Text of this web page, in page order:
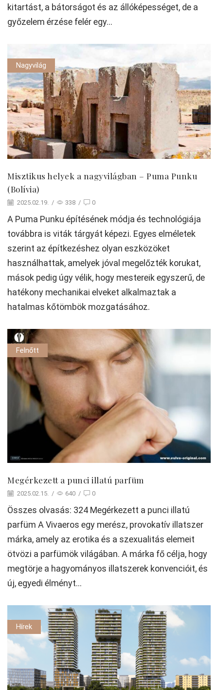
kitartást, a bátorságot és az állóképességet, de a
győzelem érzése felér egy...
Nagyvilág
Misztikus helyek a nagyvilágban – Puma Punku
(Bolívia)
2025.02.19. / 338 / 0
A Puma Punku építésének módja és technológiája
továbbra is viták tárgyát képezi. Egyes elméletek
szerint az építkezéshez olyan eszközöket
használhattak, amelyek jóval megelőzték korukat,
mások pedig úgy vélik, hogy mestereik egyszerű, de
hatékony mechanikai elveket alkalmaztak a
hatalmas kőtömbök mozgatásához.
Felnőtt
Megérkezett a punci illatú parfüm
2025.02.15. / 640 / 0
Összes olvasás: 324 Megérkezett a punci illatú
parfüm A Vivaeros egy merész, provokatív illatszer
márka, amely az erotika és a szexualitás elemeit
ötvözi a parfümök világában. A márka fő célja, hogy
megtörje a hagyományos illatszerek konvencióit, és
új, egyedi élményt...
Hírek